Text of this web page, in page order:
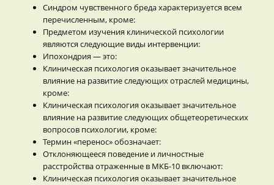
Синдром чувственного бреда характеризуется всем
перечисленным, кроме:
Предметом изучения клинической психологии
являются следующие виды интервенции:
Ипохондрия — это:
Клиническая психология оказывает значительное
влияние на развитие следующих отраслей медицины,
кроме:
Клиническая психология оказывает значительное
влияние на развитие следующих общетеоретических
вопросов психологии, кроме:
Термин «перенос» обозначает:
Отклоняющееся поведение и личностные
расстройства отраженные в МКБ-10 включают:
Клиническая психология оказывает значительное